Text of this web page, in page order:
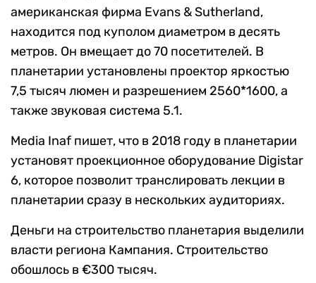
американская фирма Evans & Sutherland,
находится под куполом диаметром в десять
метров. Он вмещает до 70 посетителей. В
планетарии установлены проектор яркостью
7,5 тысяч люмен и разрешением 2560*1600, а
также звуковая система 5.1.
Media Inaf пишет, что в 2018 году в планетарии
установят проекционное оборудование Digistar
6, которое позволит транслировать лекции в
планетарии сразу в нескольких аудиториях.
Деньги на строительство планетария выделили
власти региона Кампания. Строительство
обошлось в €300 тысяч.